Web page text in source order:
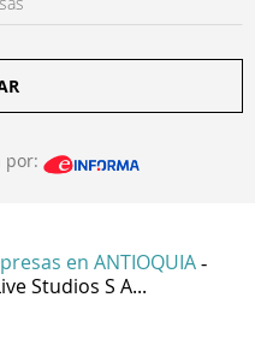
por:
en ANTIOQUIA -
Studios S A...